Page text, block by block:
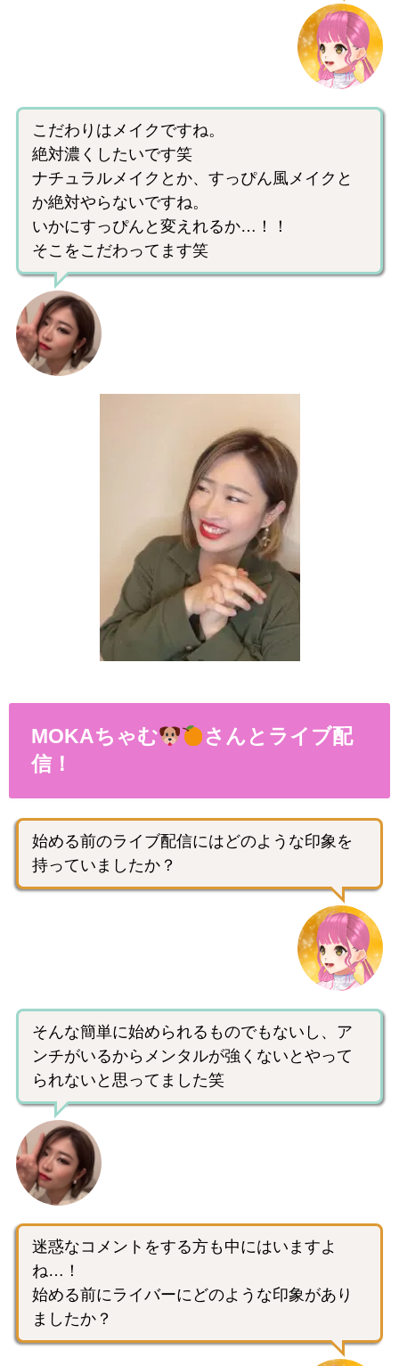
こだわりはメイクですね。
絶対濃くしたいです笑
ナチュラルメイクとか、すっぴん風メイクと
か絶対やらないですね。
いかにすっぴんと変えれるか…！！
そこをこだわってます笑
MOKAちゃむ
さんとライブ配
信！
始める前のライブ配信にはどのような印象を
持っていましたか？
そんな簡単に始められるものでもないし、ア
ンチがいるからメンタルが強くないとやって
られないと思ってました笑
迷惑なコメントをする方も中にはいますよ
ね…！
始める前にライバーにどのような印象があり
ましたか？